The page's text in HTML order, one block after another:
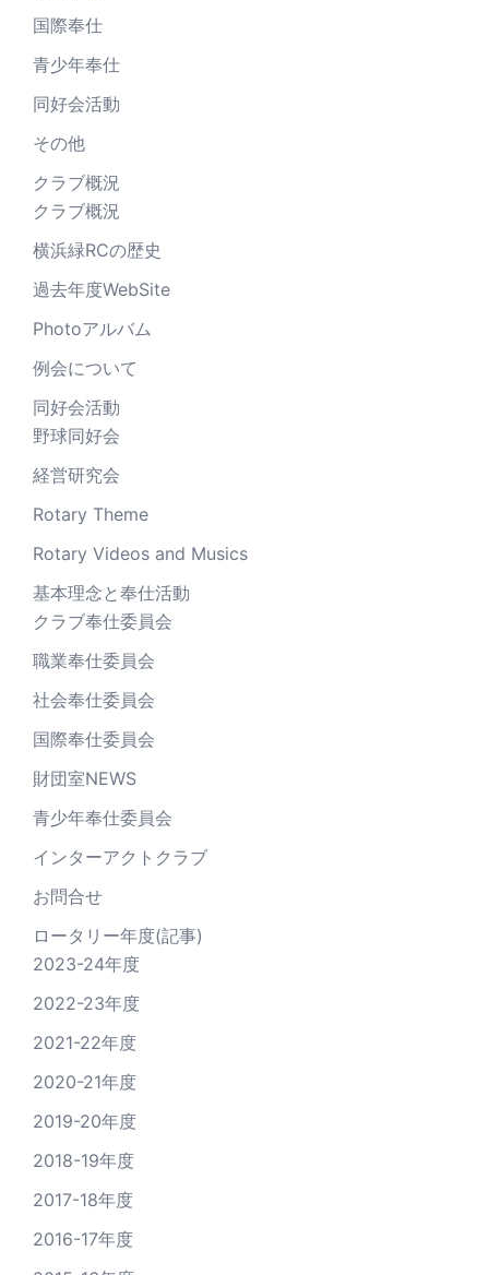
国際奉仕
青少年奉仕
同好会活動
その他
クラブ概況
クラブ概況
横浜緑RCの歴史
過去年度WebSite
Photoアルバム
例会について
同好会活動
野球同好会
経営研究会
Rotary Theme
Rotary Videos and Musics
基本理念と奉仕活動
クラブ奉仕委員会
職業奉仕委員会
社会奉仕委員会
国際奉仕委員会
財団室NEWS
青少年奉仕委員会
インターアクトクラブ
お問合せ
ロータリー年度(記事)
2023-24年度
2022-23年度
2021-22年度
2020-21年度
2019-20年度
2018-19年度
2017-18年度
2016-17年度